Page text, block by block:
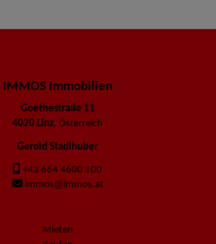
IMMOS Immobilien
Goethestraße 11
4020 Linz, Österreich
Gerold Stadlhuber
+43 664 4600 100
immos@immos.at
Mieten